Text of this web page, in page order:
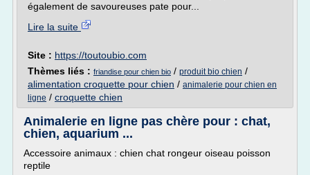
également de savoureuses pate pour...
Lire la suite
Site : https://toutoubio.com
Thèmes liés : friandise pour chien bio / produit bio chien /
alimentation croquette pour chien / animalerie pour chien en
ligne / croquette chien
Animalerie en ligne pas chère pour : chat,
chien, aquarium ...
Accessoire animaux : chien chat rongeur oiseau poisson
reptile